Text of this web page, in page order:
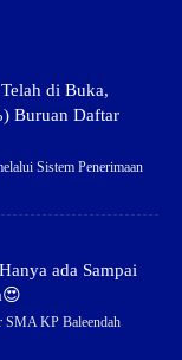
di Buka,
Buruan Daftar
Sistem Penerimaan
ada Sampai
SMA KP Baleendah